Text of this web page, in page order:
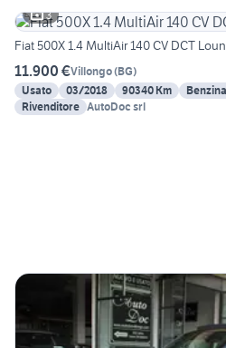
3
Fiat 500X 1.4 MultiAir 140 CV DCT
11.900 €Villongo(BG)
Usato
03/2018 90340 Km Benzina
Rivenditore AutoDoc srl